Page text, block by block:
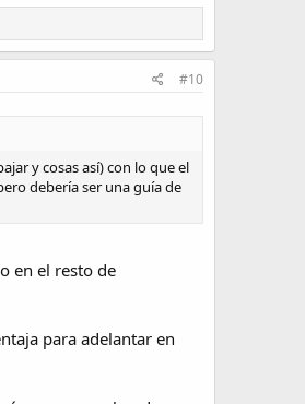
#10
y cosas así) con lo que el
debería ser una guía de
en el resto de
para adelantar en